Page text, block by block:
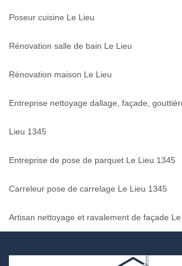
Poseur cuisine Le Lieu
Rénovation salle de bain Le Lieu
Rénovation maison Le Lieu
Entreprise nettoyage dallage, façade,
Lieu 1345
Entreprise de pose de parquet Le Lieu 1345
Carreleur pose de carrelage Le Lieu 1345
Artisan nettoyage et ravalement de façade